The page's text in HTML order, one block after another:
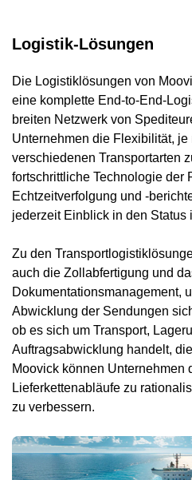
Logistik-Lösungen
Die Logistiklösungen von
eine komplette End-to-End-
breiten Netzwerk von
Unternehmen die Flexibilität, je
verschiedenen Transportarten
fortschrittliche Technologie der
Echtzeitverfolgung und -
jederzeit Einblick in den Status
Zu den
auch die Zollabfertigung und
Dokumentationsmanagement,
Abwicklung der Sendungen
ob es sich um Transport,
Auftragsabwicklung handelt,
Moovick können Unternehmen
Lieferkettenabläufe zu
zu verbessern.